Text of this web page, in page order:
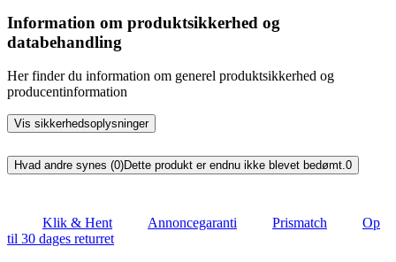
Information om produktsikkerhed og
databehandling
Her finder du information om generel produktsikkerhed og
producentinformation
Vis sikkerhedsoplysninger
Hvad andre synes (0)Dette produkt er endnu ikke blevet bedømt.0
Klik & Hent Annoncegaranti Prismatch
Op
til 30 dages returret